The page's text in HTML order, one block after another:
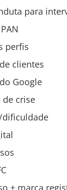
para
perfis
clientes
Google
de crise
dificuldade
+ marca